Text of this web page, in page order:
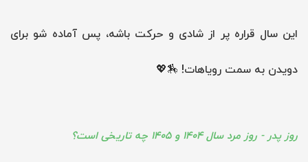
این سال قراره پر از شادی و حرکت باشه، پس آماده شو برای
دویدن به سمت رویاهات! 🏇💖
روز پدر - روز مرد سال 1404 و 1405 چه تاریخی است؟